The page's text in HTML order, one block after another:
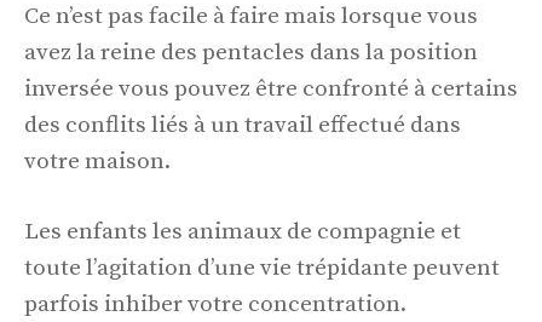
Ce n’est pas facile à faire mais lorsque vous
avez la reine des pentacles dans la position
inversée vous pouvez être confronté à certains
des conflits liés à un travail effectué dans
votre maison.
Les enfants les animaux de compagnie et
toute l’agitation d’une vie trépidante peuvent
parfois inhiber votre concentration.